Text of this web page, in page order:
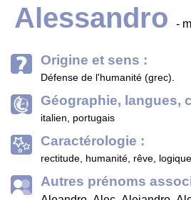
Alessandro -
Origine et sens :
Défense de l'humanité (grec).
Géographie, langues,
italien, portugais
Caractérologie :
rectitude, humanité, rêve,
Autres prénoms